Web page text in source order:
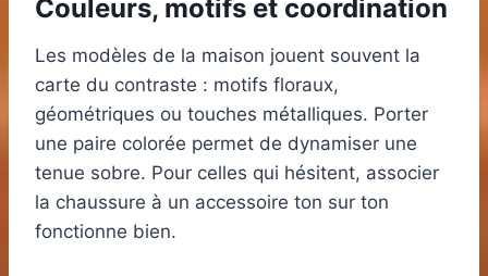
Couleurs, motifs et coordination
Les modèles de la maison jouent souvent la
carte du contraste : motifs floraux,
géométriques ou touches métalliques. Porter
une paire colorée permet de dynamiser une
tenue sobre. Pour celles qui hésitent, associer
la chaussure à un accessoire ton sur ton
fonctionne bien.